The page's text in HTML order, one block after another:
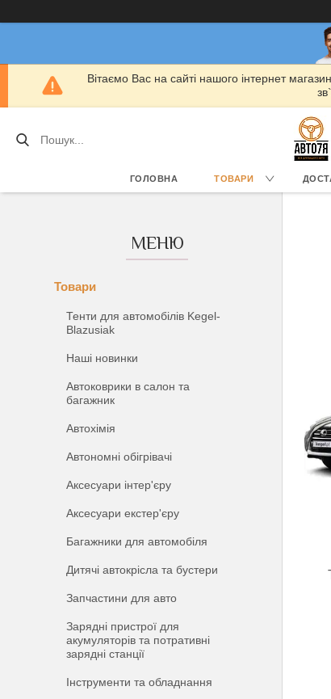
Вітаємо Вас на сайті нашого інтернет
ГОЛОВНА ТОВАРИ
Товари
Тенти для автомобілів Kegel-
Blazusiak
Наші новинки
Автоковрики в салон та
багажник
Автохімія
Автономні обігрівачі
Аксесуари інтер'єру
Аксесуари екстер'єру
Багажники для автомобіля
Дитячі автокрісла та бустери
Запчастини для авто
Зарядні пристрої для
акумуляторів та потративні
зарядні станції
Інструменти та обладнання